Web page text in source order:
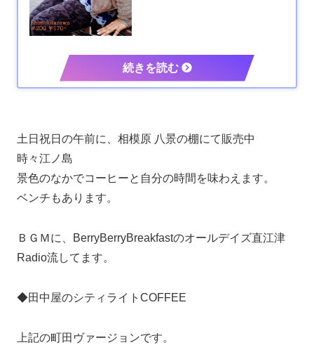
土日祝日の午前に、相模原 八景の棚にて販売中
時々江ノ島
景色のなかでコーヒーと自分の時間を味わえます。
ベンチもあります。
ＢＧＭに、BerryBerryBreakfastのオールデイズ直江津
Radio流してます。
◆田中屋のシティライトCOFFEE
上記の町田ヴァージョンです。